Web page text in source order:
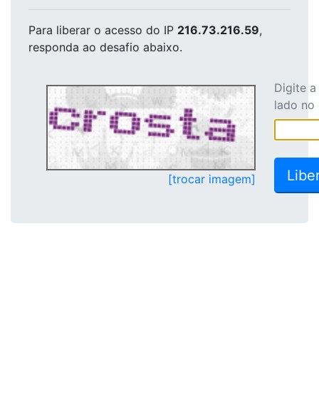
Para liberar o acesso do IP 216.73.216.59,
responda ao desafio abaixo.
[trocar imagem]
Digite
lado no